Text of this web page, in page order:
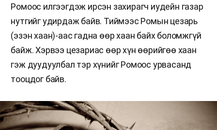
Ромоос илгээгдэж ирсэн захирагч иудейн газар
нутгийг удирдаж байв. Тиймээс Ромын цезарь
(эзэн хаан)-аас гадна өөр хаан байх боломжгүй
байж. Хэрвээ цезариас өөр хүн өөрийгөө хаан
гэж дуудуулбал тэр хүнийг Ромоос урвасанд
тооцдог байв.